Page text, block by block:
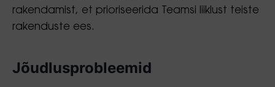
rakendamist, et prioriseerida Teamsi liiklust teiste
rakenduste ees.
Jõudlusprobleemid